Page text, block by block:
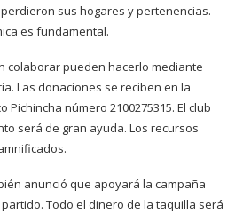
sus hogares y pertenencias.
es fundamental.
colaborar pueden hacerlo mediante
Las donaciones se reciben en la
Pichincha número 2100275315. El club
será de gran ayuda. Los recursos
anunció que apoyará la campaña
Todo el dinero de la taquilla será